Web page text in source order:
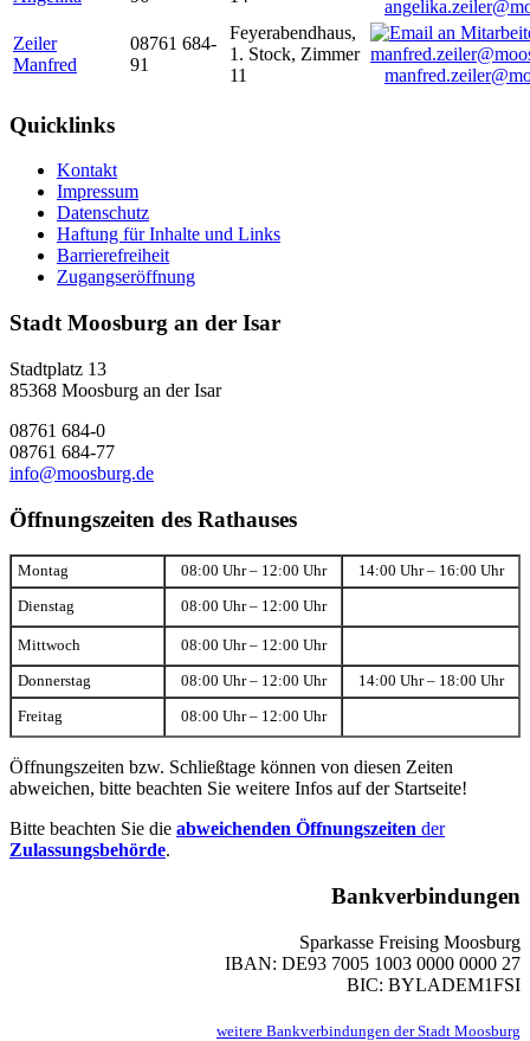
Zeiler
Manfred
08761 684-
91
Feyerabendhaus,
1. Stock, Zimmer
11
Quicklinks
Kontakt
Impressum
Datenschutz
Haftung für Inhalte und Links
Barrierefreiheit
Zugangseröffnung
Stadt Moosburg an der Isar
Stadtplatz 13
85368 Moosburg an der Isar
08761 684-0
08761 684-77
info@moosburg.de
Öffnungszeiten des Rathauses
Montag 08:00 Uhr – 12:00 Uhr 14:00 Uhr – 16:00 Uhr
Dienstag 08:00 Uhr – 12:00 Uhr
Mittwoch 08:00 Uhr – 12:00 Uhr
Donnerstag 08:00 Uhr – 12:00 Uhr 14:00 Uhr – 18:00 Uhr
Freitag 08:00 Uhr – 12:00 Uhr
Öffnungszeiten bzw. Schließtage können von diesen Zeiten
abweichen, bitte beachten Sie weitere Infos auf der Startseite!
Bitte beachten Sie die abweichenden Öffnungszeiten der
Zulassungsbehörde.
Bankverbindungen
Sparkasse Freising Moosburg
IBAN: DE93 7005 1003 0000 0000 27
BIC: BYLADEM1FSI
weitere Bankverbindungen der Stadt Moosburg